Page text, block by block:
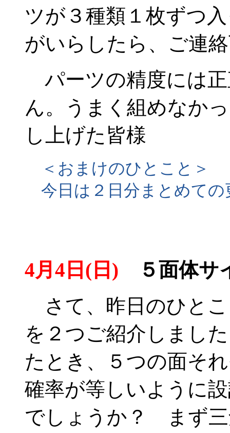
ツが３種類１枚ずつ
がいらしたら、ご連
パーツの精度には
ん。うまく組めなか
し上げた皆様
＜おまけのひとこと＞
今日は２日分まとめての
4月4日(日) ５面体サ
さて、昨日のひと
を２つご紹介しまし
たとき、５つの面そ
確率が等しいように
でしょうか？ まず三